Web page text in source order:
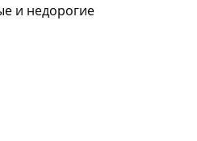
и недорогие